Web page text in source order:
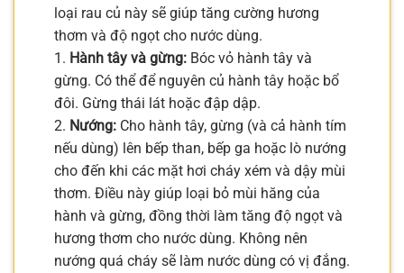
loại rau củ này sẽ giúp tăng cường hương
thơm và độ ngọt cho nước dùng.
1. Hành tây và gừng: Bóc vỏ hành tây và
gừng. Có thể để nguyên củ hành tây hoặc bổ
đôi. Gừng thái lát hoặc đập dập.
2. Nướng: Cho hành tây, gừng (và cả hành tím
nếu dùng) lên bếp than, bếp ga hoặc lò nướng
cho đến khi các mặt hơi cháy xém và dậy mùi
thơm. Điều này giúp loại bỏ mùi hăng của
hành và gừng, đồng thời làm tăng độ ngọt và
hương thơm cho nước dùng. Không nên
nướng quá cháy sẽ làm nước dùng có vị đắng.